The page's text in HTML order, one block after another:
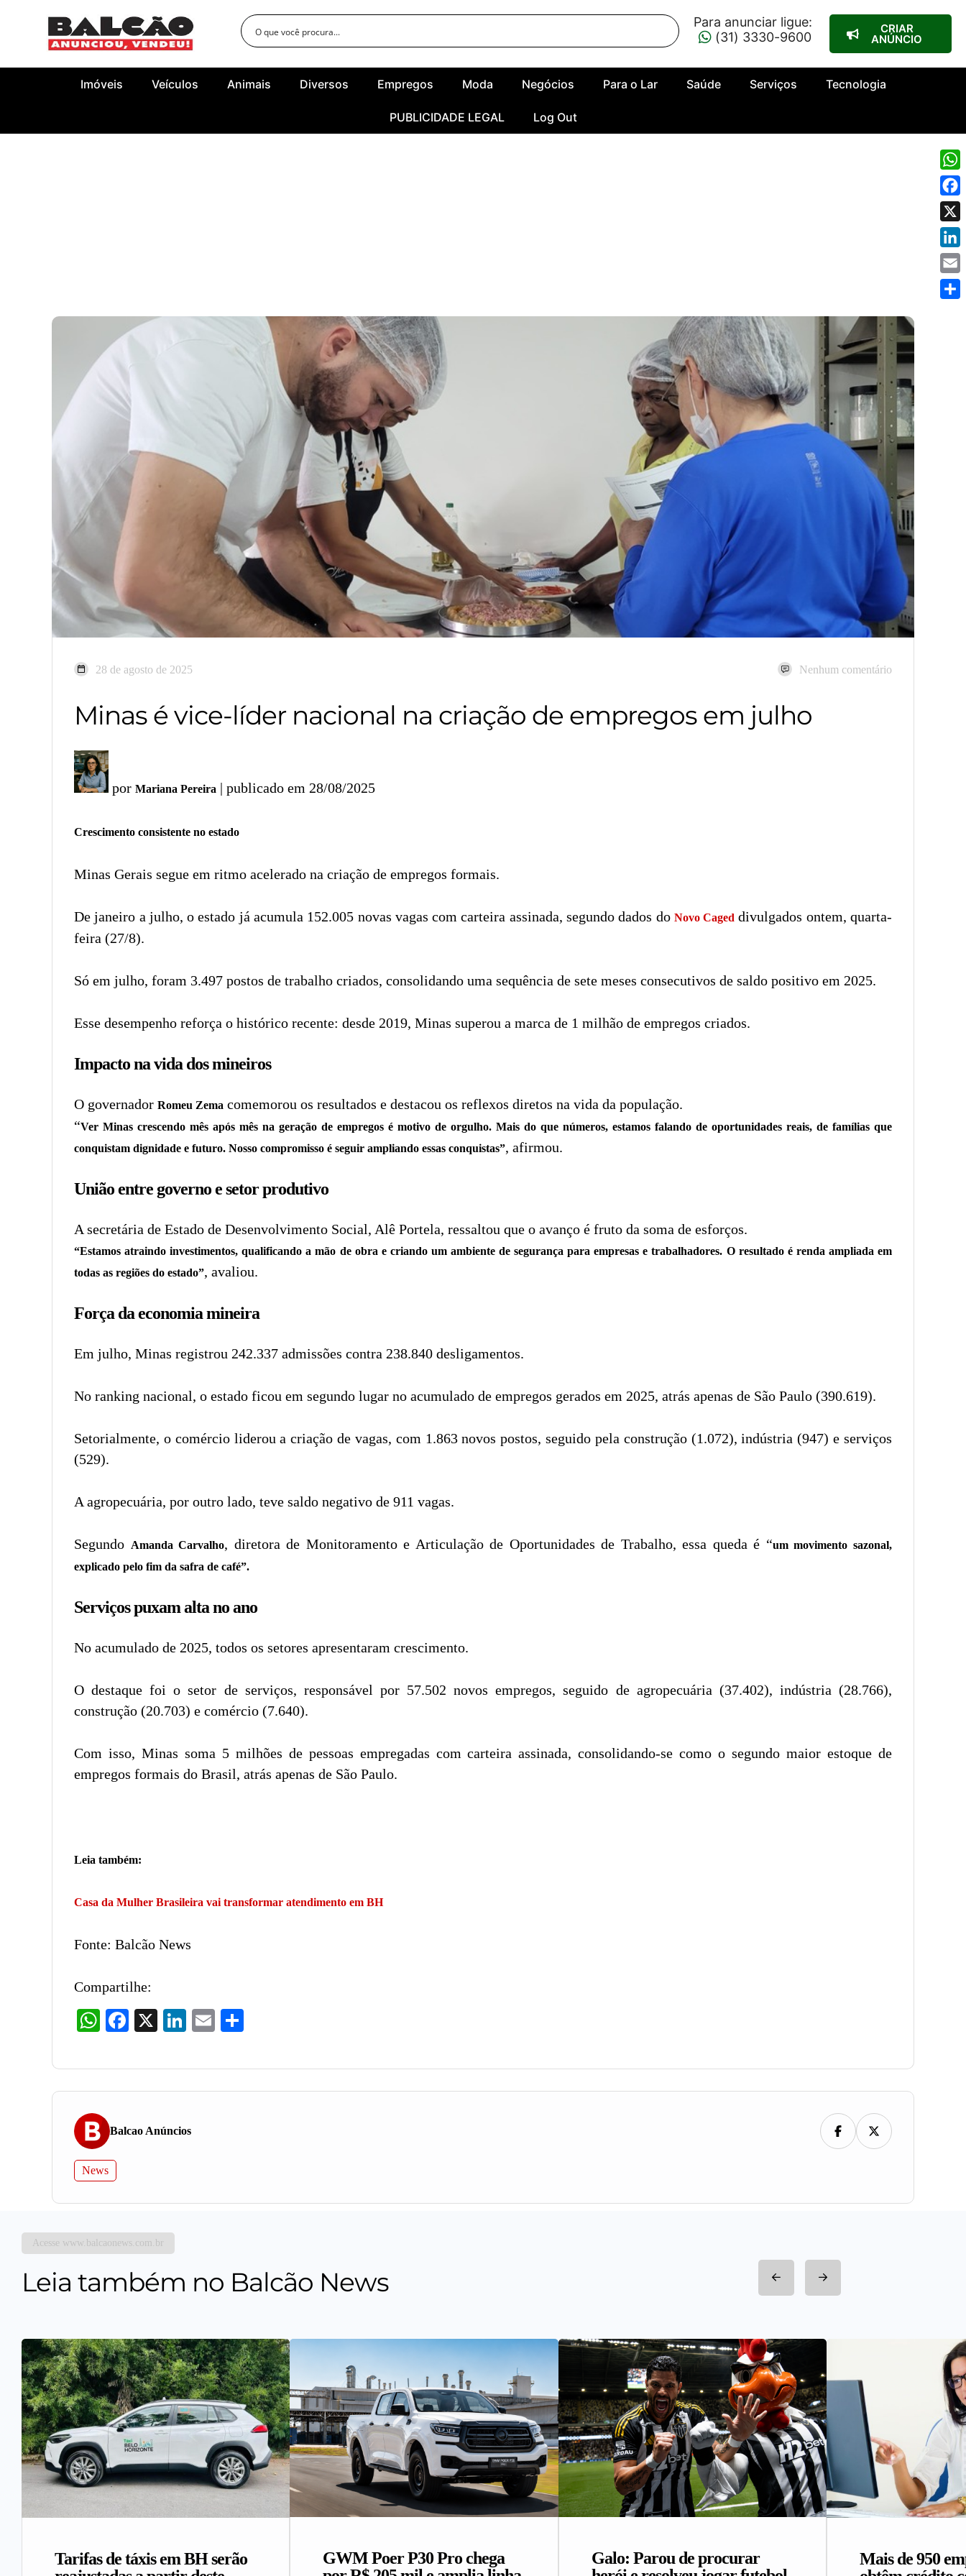
Para anunciar ligue:
(31) 3330-9600
CRIAR
ANÚNCIO
Imóveis Veículos Animais Diversos Empregos Moda Negócios Para o Lar Saúde Serviços Tecnologia
PUBLICIDADE LEGAL Log Out
28 de agosto de 2025 Nenhum comentário
Minas é vice-líder nacional na criação de empregos em julho
por Mariana Pereira | publicado em 28/08/2025
Crescimento consistente no estado
Minas Gerais segue em ritmo acelerado na criação de empregos formais.
De janeiro a julho, o estado já acumula 152.005 novas vagas com carteira assinada, segundo dados do Novo Caged divulgados ontem, quarta-
feira (27/8).
Só em julho, foram 3.497 postos de trabalho criados, consolidando uma sequência de sete meses consecutivos de saldo positivo em 2025.
Esse desempenho reforça o histórico recente: desde 2019, Minas superou a marca de 1 milhão de empregos criados.
Impacto na vida dos mineiros
O governador Romeu Zema comemorou os resultados e destacou os reflexos diretos na vida da população.
“Ver Minas crescendo mês após mês na geração de empregos é motivo de orgulho. Mais do que números, estamos falando de oportunidades reais, de famílias que
conquistam dignidade e futuro. Nosso compromisso é seguir ampliando essas conquistas”, afirmou.
União entre governo e setor produtivo
A secretária de Estado de Desenvolvimento Social, Alê Portela, ressaltou que o avanço é fruto da soma de esforços.
“Estamos atraindo investimentos, qualificando a mão de obra e criando um ambiente de segurança para empresas e trabalhadores. O resultado é renda ampliada em
todas as regiões do estado”, avaliou.
Força da economia mineira
Em julho, Minas registrou 242.337 admissões contra 238.840 desligamentos.
No ranking nacional, o estado ficou em segundo lugar no acumulado de empregos gerados em 2025, atrás apenas de São Paulo (390.619).
Setorialmente, o comércio liderou a criação de vagas, com 1.863 novos postos, seguido pela construção (1.072), indústria (947) e serviços
(529).
A agropecuária, por outro lado, teve saldo negativo de 911 vagas.
Segundo Amanda Carvalho, diretora de Monitoramento e Articulação de Oportunidades de Trabalho, essa queda é “um movimento sazonal,
explicado pelo fim da safra de café”.
Serviços puxam alta no ano
No acumulado de 2025, todos os setores apresentaram crescimento.
O destaque foi o setor de serviços, responsável por 57.502 novos empregos, seguido de agropecuária (37.402), indústria (28.766),
construção (20.703) e comércio (7.640).
Com isso, Minas soma 5 milhões de pessoas empregadas com carteira assinada, consolidando-se como o segundo maior estoque de
empregos formais do Brasil, atrás apenas de São Paulo.
Leia também:
Casa da Mulher Brasileira vai transformar atendimento em BH
Fonte: Balcão News
Compartilhe:
WhatsAppFacebook LinkedInEmail
Balcao Anúncios
News
Acesse www.balcaonews.com.br
Leia também no Balcão News
Tarifas de táxis em BH serão
GWM Poer P30 Pro chega
Galo: Parou de procurar
Mais de 950
X